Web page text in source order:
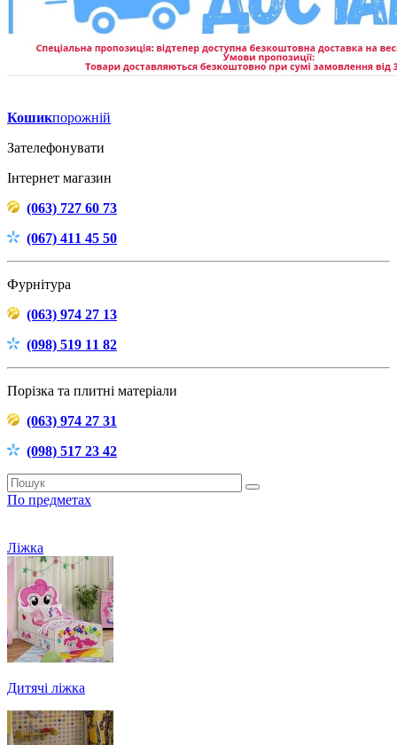
Кошикпорожній
Зателефонувати
Інтернет магазин
(063) 727 60 73
(067) 411 45 50
Фурнітура
(063) 974 27 13
(098) 519 11 82
Порізка та плитні матеріали
(063) 974 27 31
(098) 517 23 42
По предметах
Ліжка
Дитячі ліжка